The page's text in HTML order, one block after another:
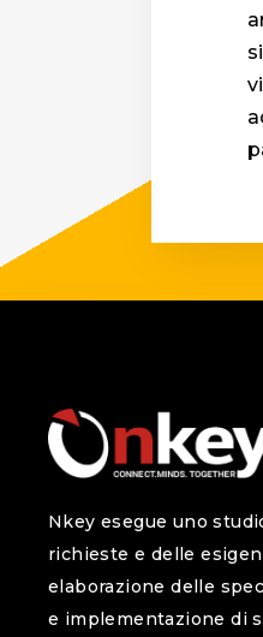
Nkey esegue uno
richieste e delle
elaborazione delle
e implementazione di